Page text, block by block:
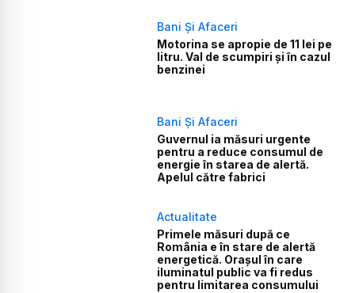
Bani Și Afaceri
Motorina se apropie de 11 lei pe
litru. Val de scumpiri și în cazul
benzinei
Bani Și Afaceri
Guvernul ia măsuri urgente
pentru a reduce consumul de
energie în starea de alertă.
Apelul către fabrici
Actualitate
Primele măsuri după ce
România e în stare de alertă
energetică. Orașul în care
iluminatul public va fi redus
pentru limitarea consumului